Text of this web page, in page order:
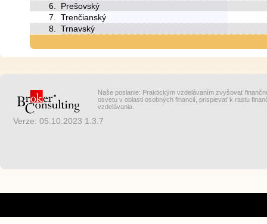
6.
Prešovský
7.
Trenčianský
8.
Trnavský
Naše poslanie: Praktickým vzdelávaním zvyšovať
osvetu v oblasti osobných financií, prispievať k rastu
vzdelávania.
Verze: 05.10.2023 1.3.7